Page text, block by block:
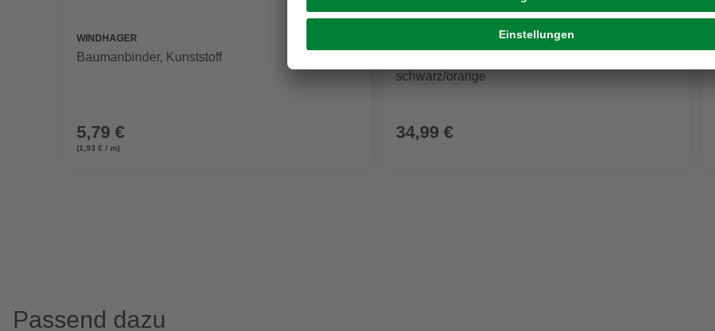
WINDHAGER
Baumanbinder, Kunststoff
5,79 €
(1,93 € / m)
schwarz/orange
34,99 €
Passend dazu